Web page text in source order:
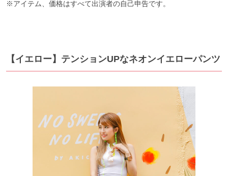
※アイテム、価格はすべて出演者の自己申告です。
【イエロー】テンションUPなネオンイエローパンツ